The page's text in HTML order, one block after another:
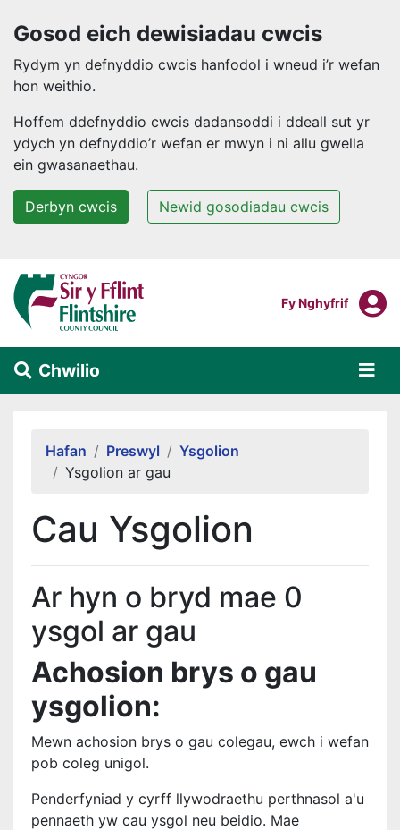
Gosod eich dewisiadau cwcis
Rydym yn defnyddio cwcis hanfodol i wneud i’r wefan
hon weithio.
Hoffem ddefnyddio cwcis dadansoddi i ddeall sut yr
ydych yn defnyddio’r wefan er mwyn i ni allu gwella
ein gwasanaethau.
Derbyn cwcis Newid gosodiadau cwcis
Neidio i'r prif gynnwys
Mewngofnodi I
Fy Nghyfrif
Chwilio
Hafan Preswyl
Ysgolion
Ysgolion ar gau
Cau Ysgolion
Ar hyn o bryd mae 0
ysgol ar gau
Achosion brys o gau
ysgolion:
Mewn achosion brys o gau colegau, ewch i wefan
pob coleg unigol.
Penderfyniad y cyrff llywodraethu perthnasol a'u
pennaeth yw cau ysgol neu beidio. Mae